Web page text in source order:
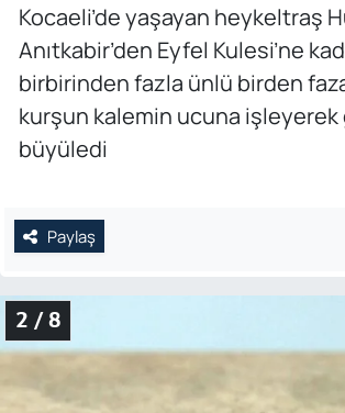
Kocaeli’de yaşayan heykeltraş
Anıtkabir’den Eyfel Kulesi’ne
birbirinden fazla ünlü birden
kurşun kalemin ucuna işleyerek
büyüledi
Paylaş
2 / 8